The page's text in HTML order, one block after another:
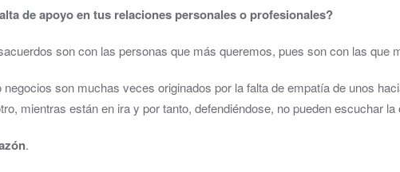
de apoyo en tus relaciones personales o profesionales?
son con las personas que más queremos, pues son con las que
son muchas veces originados por la falta de empatía de unos
mientras están en ira y por tanto, defendiéndose, no pueden escuchar la
.